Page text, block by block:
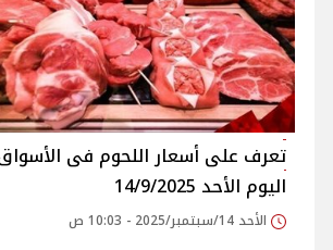
اليوم الأحد 14/9/2025
الأحد 14/سبتمبر/2025 - 10:03 ص